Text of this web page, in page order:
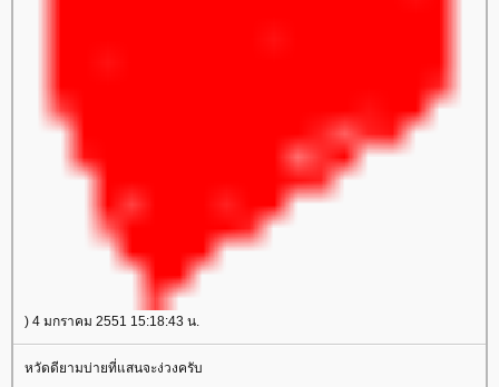
) 4 มกราคม 2551 15:18:43 น.
หวัดดียามบ่ายที่แสนจะง่วงครับ